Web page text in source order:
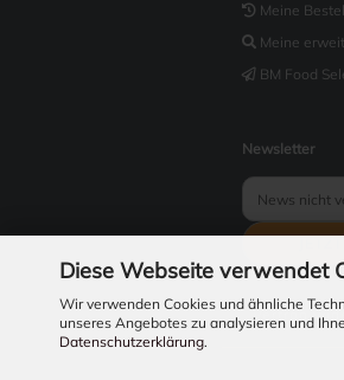
Diese Webseite verwendet
Wir verwenden Cookies und ähnliche
unseres Angebotes zu analysieren und
Datenschutzerklärung.
Meine
Meine
BM Food
Newsletter
Vertrag